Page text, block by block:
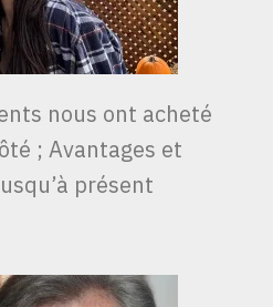
nous ont acheté
; Avantages et
présent